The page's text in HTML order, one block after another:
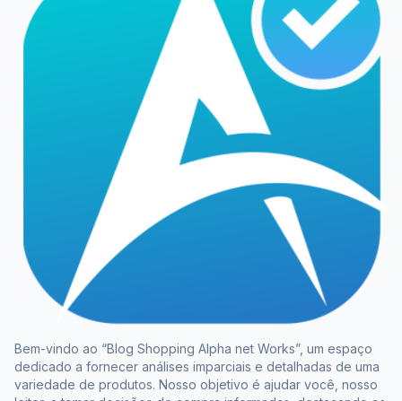
Bem-vindo ao “Blog Shopping Alpha net Works”, um espaço
dedicado a fornecer análises imparciais e detalhadas de uma
variedade de produtos. Nosso objetivo é ajudar você, nosso